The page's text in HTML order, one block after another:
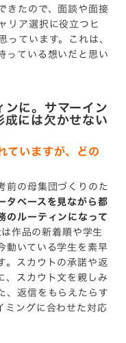
きたので、面談や面接
リア選択に役立つヒ
ています。これは、
っている想いだと思い
に。サマーイン
には欠かせない
いますが、どの
前の母集団づくりのた
タベースを見ながら都
のルーティンになって
品の新着順や学生
動いている学生を素早
。スカウトの承諾や返
、スカウト文を親しみ
、返信をもらえたらす
ミングに合わせた対応